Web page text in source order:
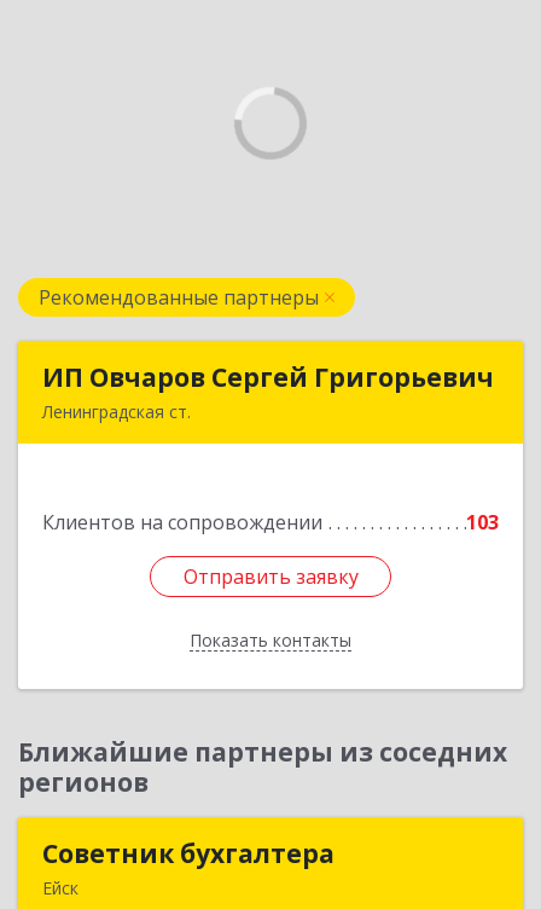
Рекомендованные партнеры
ИП Овчаров Сергей Григорьевич
Ленинградская ст.
Клиентов на сопровождении 103
Отправить заявку
Показать контакты
ИП Овчаров Сергей Григорьевич
Ближайшие партнеры из соседних
регионов
Советник бухгалтера
Ейск
Советник бухгалтера